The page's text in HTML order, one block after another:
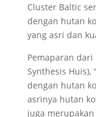
Cluster Baltic
dengan hutan
yang asri dan
Pemaparan dari
Synthesis Huis),
dengan hutan
asrinya hutan
juga